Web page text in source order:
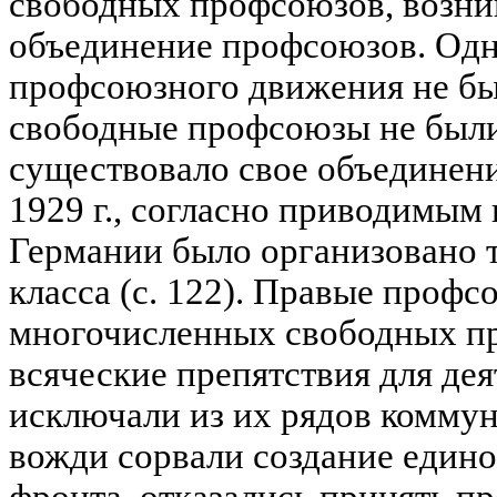
объединение профсоюзов.
профсоюзного движения не
свободные профсоюзы не
существовало свое
1929 г., согласно
Германии было организовано
класса (с. 122). Правые
многочисленных свободных
всяческие препятствия для
исключали из их рядов
вожди сорвали создание